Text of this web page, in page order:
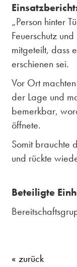
„Person hinter
Feuerschutz
mitgeteilt, dass
erschienen sei.
Vor Ort
der Lage und
bemerkbar,
öffnete.
Somit brauchte
und rückte
Beteiligte
« zurück